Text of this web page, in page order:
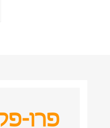
פרו-